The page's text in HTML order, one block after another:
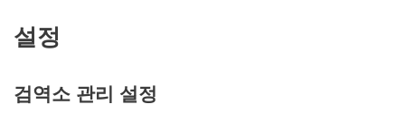
설정
검역소 관리 설정